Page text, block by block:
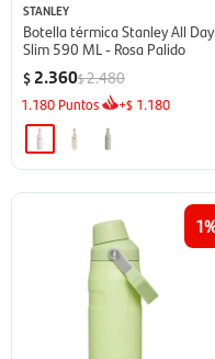
STANLEY
Botella térmica Stanley All Day
Slim 590 ML - Rosa Palido
$ 2.360$2.480
1.180 Puntos +$ 1.180
1